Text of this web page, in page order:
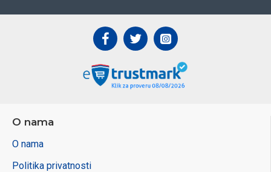
O nama
O nama
Politika privatnosti